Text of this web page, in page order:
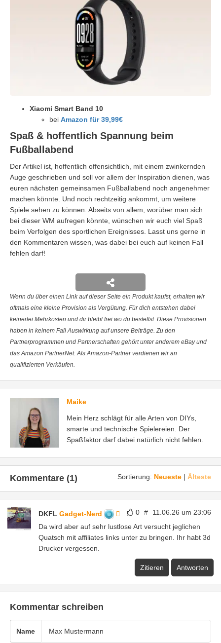
Xiaomi Smart Band 10
bei Amazon für 39,99€
Spaß & hoffentlich Spannung beim
Fußballabend
Der Artikel ist, hoffentlich offensichtlich, mit einem zwinkernden
Auge geschrieben und soll vor allem der Inspiration dienen, was
euren nächsten gemeinsamen Fußballabend noch angenehmer
machen könnte. Und noch rechtzeitig ankommt, um weitere
Spiele sehen zu können. Abseits von allem, worüber man sich
bei dieser WM aufregen könnte, wünschen wir euch viel Spaß
beim Verfolgen des sportlichen Ereignisses. Lasst uns gerne in
den Kommentaren wissen, was dabei bei euch auf keinen Fall
fehlen darf!
Wenn du über einen Link auf dieser Seite ein Produkt kaufst, erhalten wir
oftmals eine kleine Provision als Vergütung. Für dich entstehen dabei
keinerlei Mehrkosten und dir bleibt frei wo du bestellst. Diese Provisionen
haben in keinem Fall Auswirkung auf unsere Beiträge. Zu den
Partnerprogrammen und Partnerschaften gehört unter anderem eBay und
das Amazon PartnerNet. Als Amazon-Partner verdienen wir an
qualifizierten Verkäufen.
Maike
Mein Herz schlägt für alle Arten von DIYs,
smarte und technische Spielereien. Der
Spaßfaktor darf dabei natürlich nicht fehlen.
Sortierung: Neueste | Älteste
Kommentare (1)
0 # 11.06.26 um 23:06
DKFL Gadget-Nerd
Da wird aber auf sehr lustlose Art versucht jeglichen
Quatsch mit affiliates links unter zu bringen. Ihr habt 3d
Drucker vergessen.
Zitieren Antworten
Kommentar schreiben
Name